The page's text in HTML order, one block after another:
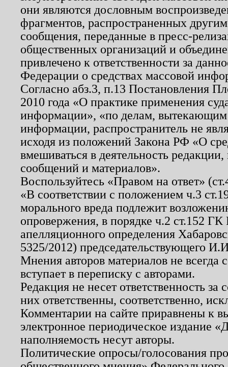
они являются дословным
фрагментов, распространенных
сообщения, переданные в пресс-
общественных организаций и
привлечено к ответственности за
Федерации о средствах массовой
Согласно абз.3, п.13 Постановления
2010 года «О практике применения
информации», «по делам, вытекающим
информации, распространитель не
исходя из положений Закона РФ «О
вмешиваться в деятельность
сообщений и материалов».
Воспользуйтесь «Правом на ответ»
«В соответствии с положением ч.3
морального вреда подлежит
опровержения, в порядке ч.2 ст.152
апелляционного определения
5325/2012) председательствующего
Мнения авторов материалов не
вступает в переписку с авторами.
Редакция не несет ответственность
них ответственны, соответственно,
Комментарии на сайте приравнены к
электронное периодическое издание
наполняемость несут авторы.
Политические опросы/голосования